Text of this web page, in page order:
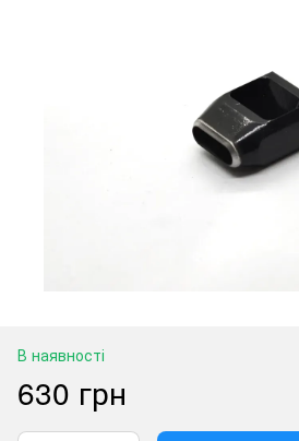
В наявності
630 грн